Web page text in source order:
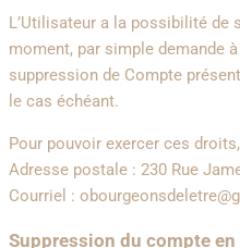
L’Utilisateur a la possibilité
moment, par simple demande
suppression de Compte
le cas échéant.
Pour pouvoir exercer ces
Adresse postale : 230 Rue
Courriel :
Suppression du compte